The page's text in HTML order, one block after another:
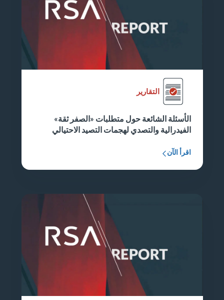
التقارير
الأسئلة الشائعة حول متطلبات «الصفر ثقة»
الفيدرالية والتصدي لهجمات التصيد الاحتيالي
اقرأ الآن